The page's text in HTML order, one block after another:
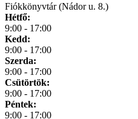
Fiókkönyvtár (Nádor u. 8.)
Hétfő:
9:00 - 17:00
Kedd:
9:00 - 17:00
Szerda:
9:00 - 17:00
Csütörtök:
9:00 - 17:00
Péntek:
9:00 - 17:00